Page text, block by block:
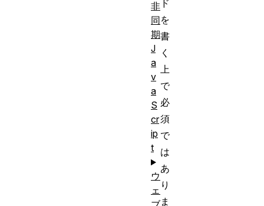
ド
を
書
く
上
で
必
須
で
は
あ
り
ま
非
同
期
J
a
v
a
S
cr
ip
t
ウ
ェ